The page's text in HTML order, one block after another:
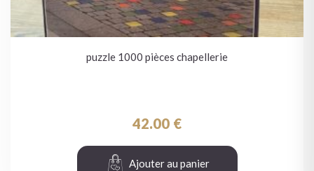
puzzle 1000 pièces chapellerie
42.00 €
Ajouter au panier